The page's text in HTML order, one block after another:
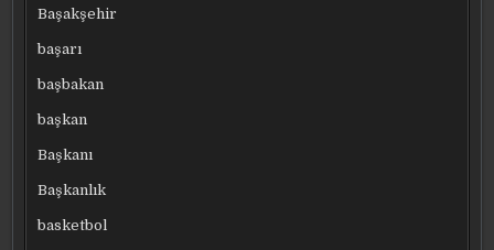
Başakşehir
başarı
başbakan
başkan
Başkanı
Başkanlık
basketbol